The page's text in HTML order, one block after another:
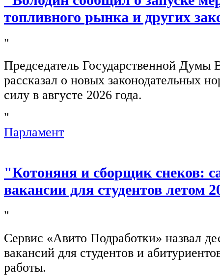
топливного рынка и других
"
Председатель Государственной Думы
рассказал о новых законодательных
силу в августе 2026 года.
"
Парламент
"Котоняня и сборщик снеков:
вакансии для студентов летом
"
Сервис «Авито Подработки» назвал
вакансий для студентов и
работы.